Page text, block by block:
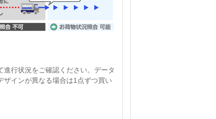
行状況をご確認ください。 データ
ザインが異なる場合は1点ずつ買い